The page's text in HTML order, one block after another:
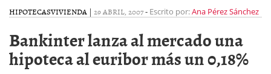
HIPOTECASVIVIENDA | 29 ABRIL, 2007- Escrito por:Ana Pérez Sánchez
Bankinter lanza al mercado una
hipoteca al euribor más un 0,18%